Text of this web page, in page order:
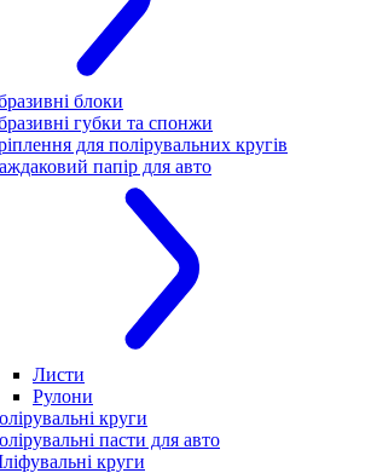
блоки
губки та спонжи
для полірувальних кругів
папір для авто
Листи
Рулони
круги
пасти для авто
круги